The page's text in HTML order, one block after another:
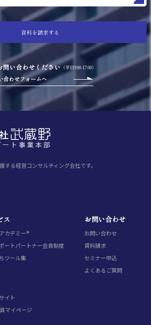
資料を請求する
問い合わせください （平日9:00-17:00）
合わせフォームへ
する経営コンサルティング会社です。
ス
カデミー®
ートパートナー会員制度
ツール集
お問い合わせ
お問い合わせ
資料請求
セミナー申込
よくあるご質問
イト
マイページ